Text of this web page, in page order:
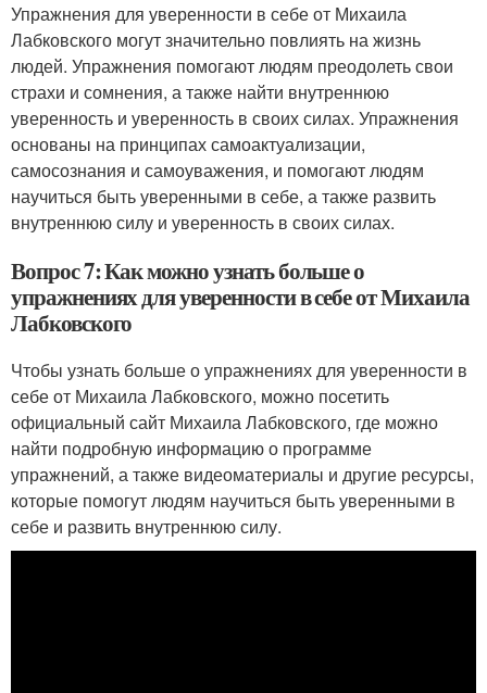
Упражнения для уверенности в себе от Михаила
Лабковского могут значительно повлиять на жизнь
людей. Упражнения помогают людям преодолеть свои
страхи и сомнения, а также найти внутреннюю
уверенность и уверенность в своих силах. Упражнения
основаны на принципах самоактуализации,
самосознания и самоуважения, и помогают людям
научиться быть уверенными в себе, а также развить
внутреннюю силу и уверенность в своих силах.
Вопрос 7: Как можно узнать больше о
упражнениях для уверенности в себе от Михаила
Лабковского
Чтобы узнать больше о упражнениях для уверенности в
себе от Михаила Лабковского, можно посетить
официальный сайт Михаила Лабковского, где можно
найти подробную информацию о программе
упражнений, а также видеоматериалы и другие ресурсы,
которые помогут людям научиться быть уверенными в
себе и развить внутреннюю силу.